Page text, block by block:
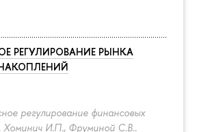
РЕГУЛИРОВАНИЕ РЫНКА
регулирование финансовых
Хоминич И.П., Фруминой С.В..